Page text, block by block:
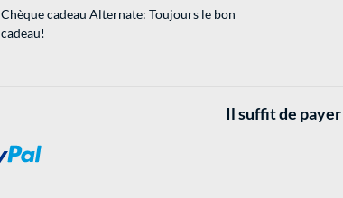
Chèque cadeau Alternate: Toujours le bon
cadeau!
Il suffit de payer